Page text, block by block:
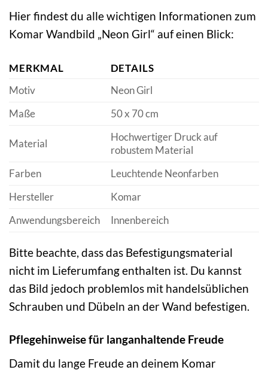
Hier findest du alle wichtigen Informationen zum
Komar Wandbild „Neon Girl“ auf einen Blick:
MERKMAL
DETAILS
Motiv
Neon Girl
Maße
50 x 70 cm
Material
Hochwertiger Druck auf
robustem Material
Farben
Leuchtende Neonfarben
Hersteller
Komar
Anwendungsbereich
Innenbereich
Bitte beachte, dass das Befestigungsmaterial
nicht im Lieferumfang enthalten ist. Du kannst
das Bild jedoch problemlos mit handelsüblichen
Schrauben und Dübeln an der Wand befestigen.
Pflegehinweise für langanhaltende Freude
Damit du lange Freude an deinem Komar